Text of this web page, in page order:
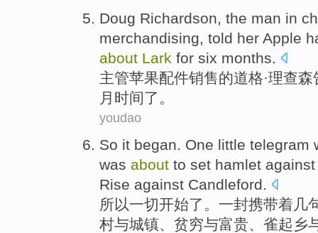
Doug Richardson, the man in
merchandising, told her Apple
about Lark for six months.
主管苹果配件销售的道格·理查森
月时间了。
youdao
So it began. One little telegram
was about to set hamlet against
Rise against Candleford.
所以一切开始了。一封携带着 几
村与城镇、 贫穷与富贵、雀起乡